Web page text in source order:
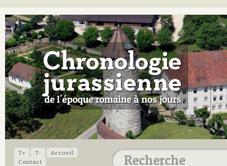
T+ T-
Accueil
Contact